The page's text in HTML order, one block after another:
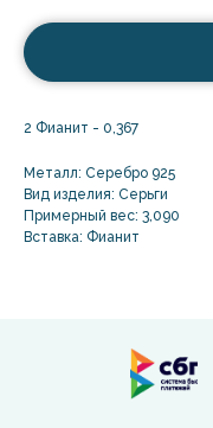
2 Фианит - 0,367
Металл: Серебро 925
Вид изделия: Серьги
Примерный вес: 3,090
Вставка: Фианит